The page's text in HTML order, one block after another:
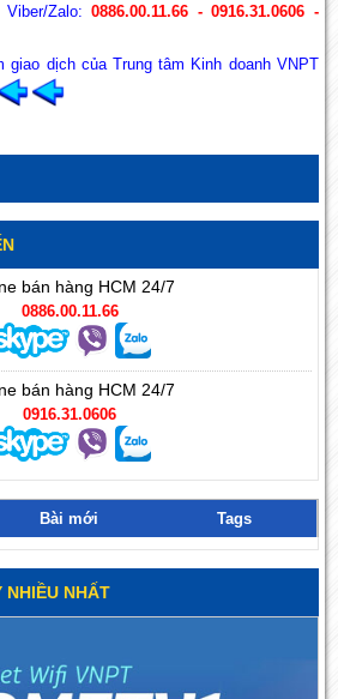
Zalo: 0886.00.11.66 - 0916.31.0606 -
giao dịch của Trung tâm Kinh doanh VNPT
bán hàng HCM 24/7
0886.00.11.66
bán hàng HCM 24/7
0916.31.0606
Bài mới Tags
NHẤT